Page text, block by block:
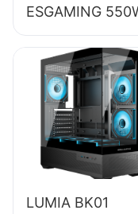
ESGAMING
высокого
качества, КПД
85%, класс
защиты 80+
Bronze, для
настольных ПК,
ESB550W
LUMIA BK01